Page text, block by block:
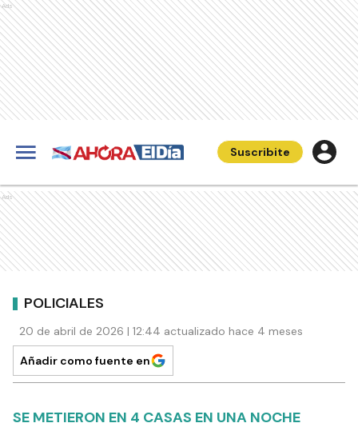
Ads
Suscribite
Ads
POLICIALES
20 de abril de 2026 | 12:44 actualizado hace 4 meses
Añadir como fuente en
SE METIERON EN 4 CASAS EN UNA NOCHE